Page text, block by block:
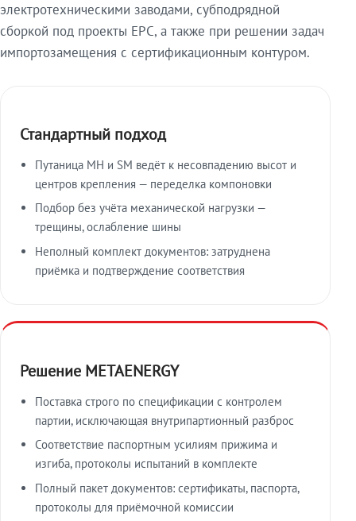
электротехническими заводами, субподрядной
сборкой под проекты EPC, а также при решении задач
импортозамещения с сертификационным контуром.
Стандартный подход
Путаница МН и SM ведёт к несовпадению высот и
центров крепления — переделка компоновки
Подбор без учёта механической нагрузки —
трещины, ослабление шины
Неполный комплект документов: затруднена
приёмка и подтверждение соответствия
Решение METAENERGY
Поставка строго по спецификации с контролем
партии, исключающая внутрипартионный разброс
Соответствие паспортным усилиям прижима и
изгиба, протоколы испытаний в комплекте
Полный пакет документов: сертификаты, паспорта,
протоколы для приёмочной комиссии